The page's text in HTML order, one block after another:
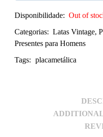
Disponibilidade: Out of
Categorias: Latas Vintage,
Presentes para Homens
Tags: placametálica